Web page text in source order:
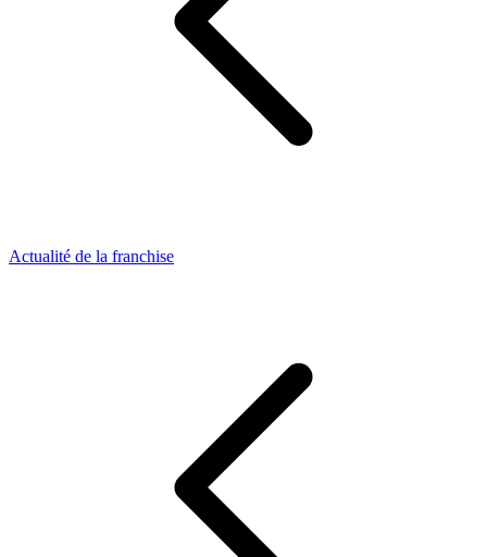
Actualité de la franchise